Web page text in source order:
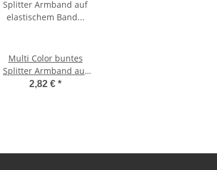
Multi Color buntes
Splitter Armband auf
elastischem Band
2,82 € *